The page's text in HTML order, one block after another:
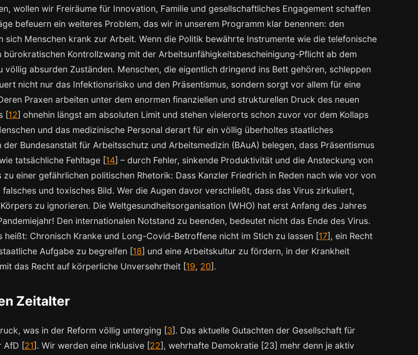
wollen wir Freiräume für Innovation, Familie und gesellschaftliches Engagement schaffen
befeuern ein weiteres Problem, das wir in unserem Programm klar benennen: den
sich Menschen krank zur Arbeit. Wenn die Politik bewährte Instrumente wie die telefonische
Kontrollzwang mit der Arbeitsunfähigkeitsbescheinigung-Pflicht ab dem
völlig absurden Zuständen. Menschen, die eigentlich dringend ins Bett gehören, schleppen
nicht nur das Infektionsrisiko und den Präsentismus, sondern sorgt vor allem für eine
Praxen arbeiten unter dem enormen finanziellen und strukturellen Druck des neuen
[12] ohnehin längst am absoluten Limit und stehen vielerorts schon zuvor vor dem Kollaps
und das medizinische Personal derart für ein völlig überholtes staatliches
Bundesanstalt für Arbeitsschutz und Arbeitsmedizin (BAuA) belegen, dass Präsentismus
tatsächliche Fehltage [14] – durch Fehler, sinkende Produktivität und die Ansteckung von
einer gefährlichen politischen Rhetorik: Dass Kanzler Friedrich in Reden nach wie vor von
und toxisches Bild. Wer die Augen davor verschließt, dass das Virus zirkuliert,
zu ignorieren. Die Weltgesundheitsorganisation (WHO) hat erst Anfang des Jahres
Den internationalen Notstand zu beenden, bedeutet nicht das Ende des Virus.
Chronisch Kranke und Long-Covid-Betroffene nicht im Stich zu lassen [17], ein Recht
Aufgabe zu begreifen [18] und eine Arbeitskultur zu fördern, in der Krankheit
das Recht auf körperliche Unversehrtheit [19, 20].
Zeitalter
was in der Reform völlig unterging [3]. Das aktuelle Gutachten der Gesellschaft für
AfD [21]. Wir werden eine inklusive [22], wehrhafte Demokratie [23] mehr denn je aktiv